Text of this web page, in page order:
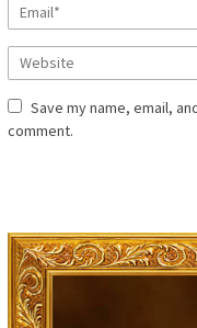
Save my name, email,
comment.